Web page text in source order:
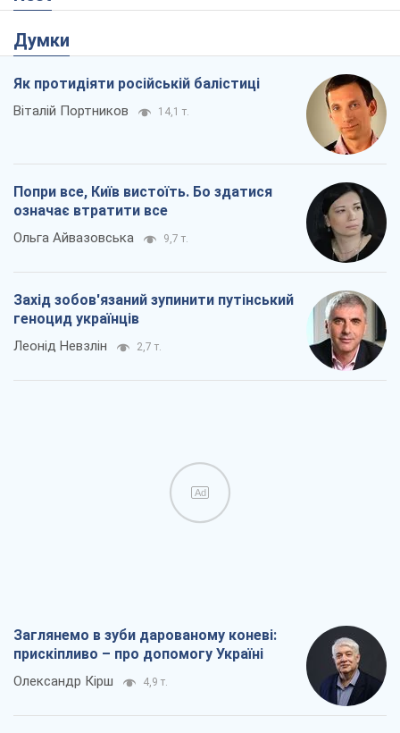
Думки
Як протидіяти російській балістиці
Віталій Портников 14,1 т.
Попри все, Київ вистоїть. Бо здатися
означає втратити все
Ольга Айвазовська 9,7 т.
Захід зобов'язаний зупинити путінський
геноцид українців
Леонід Невзлін 2,7 т.
Ad
Заглянемо в зуби дарованому коневі:
прискіпливо – про допомогу Україні
Олександр Кірш 4,9 т.